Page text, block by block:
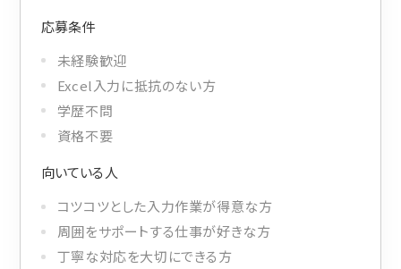
応募条件
未経験歓迎
Excel入力に抵抗のない方
学歴不問
資格不要
向いている人
コツコツとした入力作業が得意な方
周囲をサポートする仕事が好きな方
丁寧な対応を大切にできる方